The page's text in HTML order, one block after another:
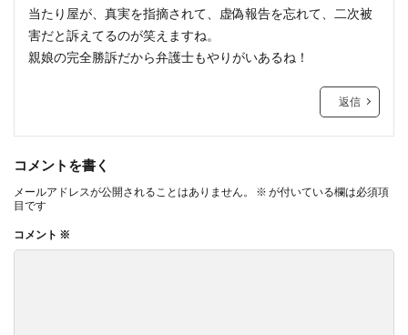
当たり屋が、真実を指摘されて、虚偽報告を忘れて、二次被
害だと訴えてるのが笑えますね。
親娘の完全勝訴だから弁護士もやりがいあるね！
返信
コメントを書く
メールアドレスが公開されることはありません。 ※ が付いている欄は必須項
目です
コメント ※